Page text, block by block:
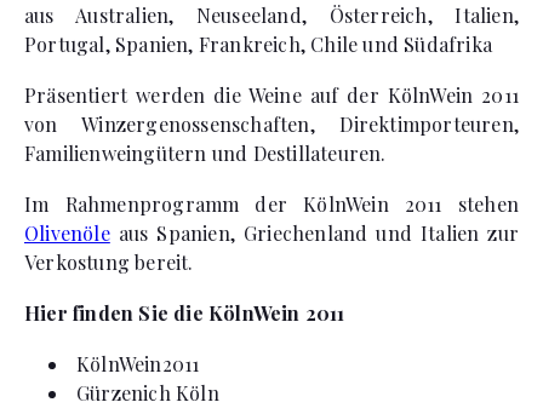
aus Australien, Neuseeland, Österreich, Italien,
Portugal, Spanien, Frankreich, Chile und Südafrika
Präsentiert werden die Weine auf der KölnWein 2011
von Winzergenossenschaften, Direktimporteuren,
Familienweingütern und Destillateuren.
Im Rahmenprogramm der KölnWein 2011 stehen
Olivenöleaus Spanien, Griechenland und Italien zur
Verkostung bereit.
Hier finden Sie die KölnWein 2011
KölnWein2011
Gürzenich Köln